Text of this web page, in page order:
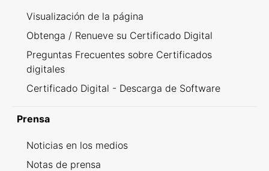
Visualización de la página
Obtenga / Renueve su Certificado Digital
Preguntas Frecuentes sobre Certificados
digitales
Certificado Digital - Descarga de Software
Prensa
Noticias en los medios
Notas de prensa